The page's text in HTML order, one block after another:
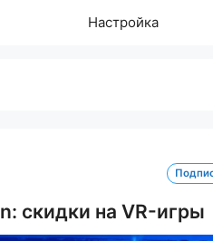
Настройка
скидки на VR-игры